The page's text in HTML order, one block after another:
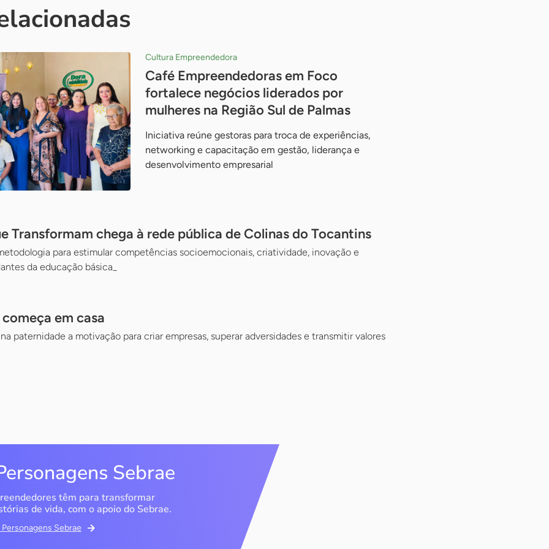
Cultura Empreendedora
Café Empreendedoras em Foco
fortalece negócios liderados por
mulheres na Região Sul de Palmas
Iniciativa reúne gestoras para troca de experiências,
networking e capacitação em gestão, liderança e
desenvolvimento empresarial
Transformam chega à rede pública de Colinas do Tocantins
para estimular competências socioemocionais, criatividade, inovação e
da educação básica_
em casa
paternidade a motivação para criar empresas, superar adversidades e transmitir valores
Sebrae
têm para transformar
de vida, com o apoio do Sebrae.
Sebrae